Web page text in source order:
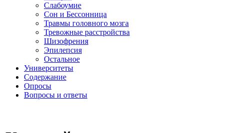
Слабоумие
Сон и Бессонница
Травмы головного мозга
Тревожные расстройства
Шизофрения
Эпилепсия
Остальное
Университеты
Содержание
Опросы
Вопросы и ответы